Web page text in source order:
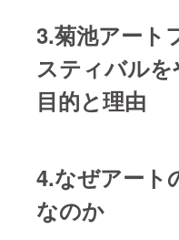
3.菊池アート
スティバルを
目的と理由
4.なぜアート
なのか